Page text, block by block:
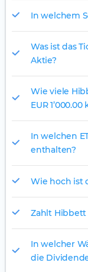
In welchem
Was ist das
Aktie?
Wie viele
EUR 1’000.00
In welchen
enthalten?
Wie hoch ist
Zahlt Hibbett
In welcher
die